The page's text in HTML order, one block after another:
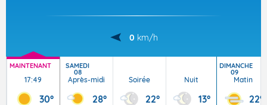
0 km/h
MAINTENANT
17:49
30°
SAMEDI
08
Après-midi
28°
Soirée
22°
Nuit
13°
DIMANCHE
09
Matin
22°